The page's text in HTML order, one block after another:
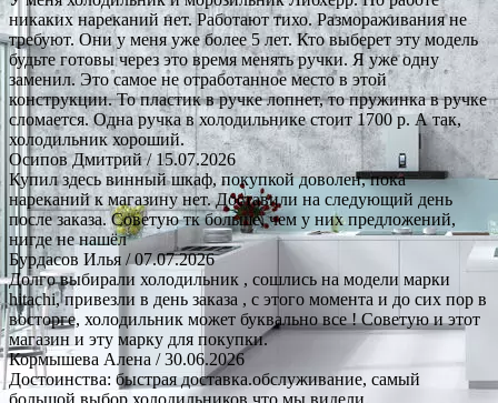
никаких нареканий нет. Работают тихо. Размораживания не
требуют. Они у меня уже более 5 лет. Кто выберет эту модель
будьте готовы через это время менять ручки. Я уже одну
заменил. Это самое не отработанное место в этой
конструкции. То пластик в ручке лопнет, то пружинка в ручке
сломается. Одна ручка в холодильнике стоит 1700 р. А так,
холодильник хороший.
Осипов Дмитрий/ 15.07.2026
Купил здесь винный шкаф, покупкой доволен, пока
нареканий к магазину нет. Доставили на следующий день
после заказа. Советую тк больше, чем у них предложений,
нигде не нашёл
Бурдасов Илья / 07.07.2026
Долго выбирали холодильник , сошлись на модели марки
hitachi, привезли в день заказа , с этого момента и до сих пор в
восторге, холодильник может буквально все ! Советую и этот
магазин и эту марку для покупки.
Кормышева Алена / 30.06.2026
Достоинства: быстрая доставка.обслуживание, самый
большой выбор холодильников что мы видели.